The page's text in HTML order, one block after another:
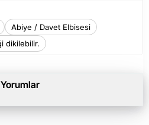
Abiye / Davet Elbisesi
dikilebilir.
Yorumlar